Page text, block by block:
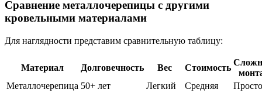
Сравнение металлочерепицы с другими
кровельными материалами
Для наглядности представим сравнительную таблицу:
Материал Долговечность Вес Стоимость
Металлочерепица 50+ лет Легкий Средняя